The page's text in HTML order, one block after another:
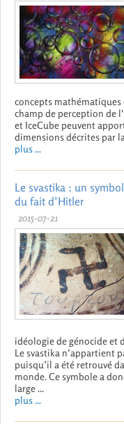
concepts
champ de perception de
et IceCube peuvent
dimensions décrites par
plus ...
Le svastika : un
du fait d’Hitler
2015-07-21
idéologie de génocide et
Le svastika n’appartient
puisqu’il a été retrouvé
monde. Ce symbole a
large ...
plus ...